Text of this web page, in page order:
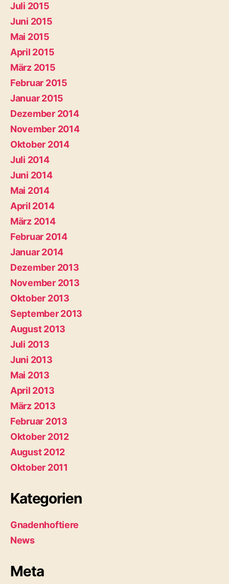
Juli 2015
Juni 2015
Mai 2015
April 2015
März 2015
Februar 2015
Januar 2015
Dezember 2014
November 2014
Oktober 2014
Juli 2014
Juni 2014
Mai 2014
April 2014
März 2014
Februar 2014
Januar 2014
Dezember 2013
November 2013
Oktober 2013
September 2013
August 2013
Juli 2013
Juni 2013
Mai 2013
April 2013
März 2013
Februar 2013
Oktober 2012
August 2012
Oktober 2011
Kategorien
Gnadenhoftiere
News
Meta